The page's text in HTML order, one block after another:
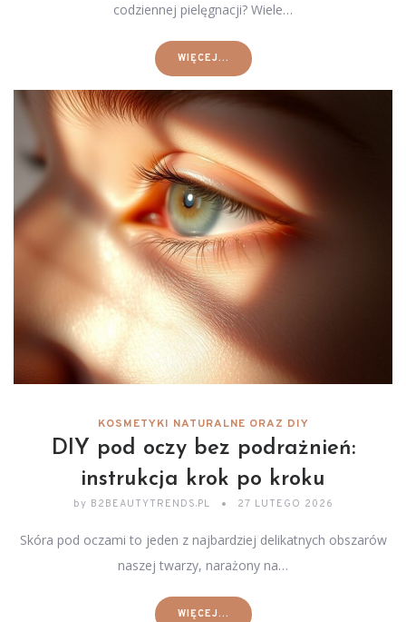
codziennej pielęgnacji? Wiele…
WIĘCEJ...
KOSMETYKI NATURALNE ORAZ DIY
DIY pod oczy bez podrażnień:
instrukcja krok po kroku
by B2BEAUTYTRENDS.PL 27 LUTEGO 2026
Skóra pod oczami to jeden z najbardziej delikatnych obszarów
naszej twarzy, narażony na…
WIĘCEJ...